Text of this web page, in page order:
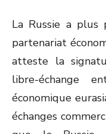
La Russie a plus
partenariat
atteste la
libre-échange
économique
échanges